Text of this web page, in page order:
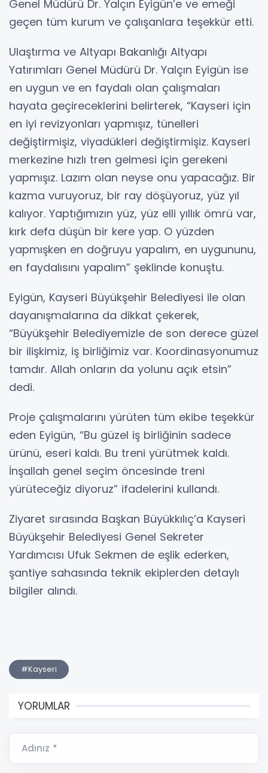
Genel Müdürü Dr. Yalçın Eyigün’e ve emeği
geçen tüm kurum ve çalışanlara teşekkür etti.
Ulaştırma ve Altyapı Bakanlığı Altyapı
Yatırımları Genel Müdürü Dr. Yalçın Eyigün ise
en uygun ve en faydalı olan çalışmaları
hayata geçireceklerini belirterek, “Kayseri için
en iyi revizyonları yapmışız, tünelleri
değiştirmişiz, viyadükleri değiştirmişiz. Kayseri
merkezine hızlı tren gelmesi için gerekeni
yapmışız. Lazım olan neyse onu yapacağız. Bir
kazma vuruyoruz, bir ray döşüyoruz, yüz yıl
kalıyor. Yaptığımızın yüz, yüz elli yıllık ömrü var,
kırk defa düşün bir kere yap. O yüzden
yapmışken en doğruyu yapalım, en uygununu,
en faydalısını yapalım” şeklinde konuştu.
Eyigün, Kayseri Büyükşehir Belediyesi ile olan
dayanışmalarına da dikkat çekerek,
“Büyükşehir Belediyemizle de son derece güzel
bir ilişkimiz, iş birliğimiz var. Koordinasyonumuz
tamdır. Allah onların da yolunu açık etsin”
dedi.
Proje çalışmalarını yürüten tüm ekibe teşekkür
eden Eyigün, “Bu güzel iş birliğinin sadece
ürünü, eseri kaldı. Bu treni yürütmek kaldı.
İnşallah genel seçim öncesinde treni
yürüteceğiz diyoruz” ifadelerini kullandı.
Ziyaret sırasında Başkan Büyükkılıç’a Kayseri
Büyükşehir Belediyesi Genel Sekreter
Yardımcısı Ufuk Sekmen de eşlik ederken,
şantiye sahasında teknik ekiplerden detaylı
bilgiler alındı.
#Kayseri
YORUMLAR
Adınız *